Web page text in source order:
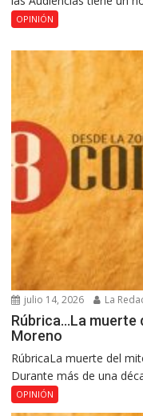
OPINIÓN
julio 14, 2026 La
Rúbrica…La muerte
Moreno
RúbricaLa muerte del
Durante más de una
OPINIÓN